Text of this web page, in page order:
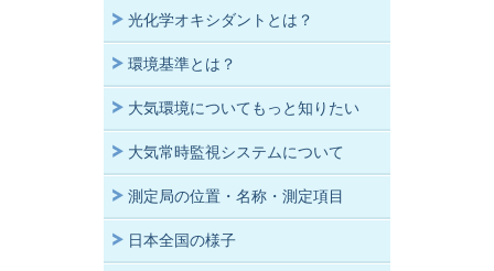
光化学オキシダントとは？
環境基準とは？
大気環境についてもっと知りたい
大気常時監視システムについて
測定局の位置・名称・測定項目
日本全国の様子